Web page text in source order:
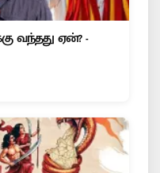
வந்தது ஏன்? -